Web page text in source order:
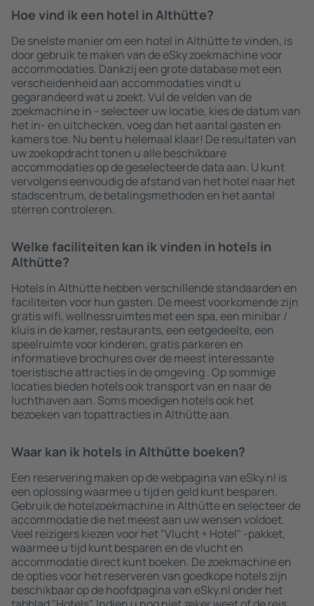
Hoe vind ik een hotel in Althütte?
De snelste manier om een hotel in Althütte te vinden, is
door gebruik te maken van de eSky zoekmachine voor
accommodaties. Dankzij een grote database met een
verscheidenheid aan accommodaties vindt u
gegarandeerd wat u zoekt. Vul de velden van de
zoekmachine in - selecteer uw locatie, kies de datum van
het in- en uitchecken, voeg dan het aantal gasten en
kamers toe. Nu bent u helemaal klaar! De resultaten van
uw zoekopdracht tonen u alle beschikbare
accommodaties op de geselecteerde data aan. U kunt
vervolgens eenvoudig de afstand van het hotel naar het
stadscentrum, de betalingsmethoden en het aantal
sterren controleren.
Welke faciliteiten kan ik vinden in hotels in
Althütte?
Hotels in Althütte hebben verschillende standaarden en
faciliteiten voor hun gasten. De meest voorkomende zijn
gratis wifi, wellnessruimtes met een spa, een minibar /
kluis in de kamer, restaurants, een eetgedeelte, een
speelruimte voor kinderen, gratis parkeren en
informatieve brochures over de meest interessante
toeristische attracties in de omgeving . Op sommige
locaties bieden hotels ook transport van en naar de
luchthaven aan. Soms moedigen hotels ook het
bezoeken van topattracties in Althütte aan.
Waar kan ik hotels in Althütte boeken?
Een reservering maken op de webpagina van eSky.nl is
een oplossing waarmee u tijd en geld kunt besparen.
Gebruik de hotelzoekmachine in Althütte en selecteer de
accommodatie die het meest aan uw wensen voldoet.
Veel reizigers kiezen voor het "Vlucht + Hotel" -pakket,
waarmee u tijd kunt besparen en de vlucht en
accommodatie direct kunt boeken. De zoekmachine en
de opties voor het reserveren van goedkope hotels zijn
beschikbaar op de hoofdpagina van eSky.nl onder het